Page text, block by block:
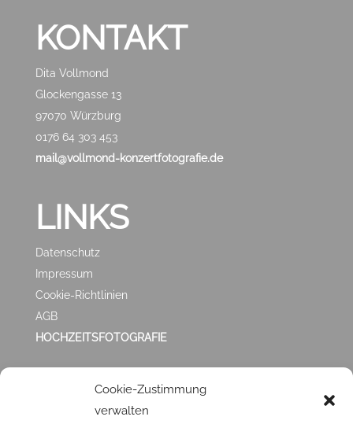
Cookie-Zustimmung
verwalten
KONTAKT
Dita Vollmond
Glockengasse 13
97070 Würzburg
0176 64 303 453
mail@vollmond-konzertfotografie.de
LINKS
Datenschutz
Impressum
Cookie-Richtlinien
AGB
HOCHZEITSFOTOGRAFIE
ZUFRIEDEN MIT